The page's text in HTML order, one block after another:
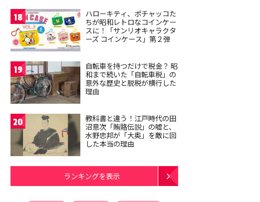
18
ハローキティ、ポチャッコた
ちが昭和レトロなコインケー
スに！「サンリオキャラクタ
ーズ コインケース」第２弾
19
自転車を持つだけで税金？ 昭
和まで続いた「自転車税」の
意外な歴史と脱税が横行した
理由
20
教科書と違う！江戸時代の田
沼意次「賄賂伝説」の嘘と、
水野忠邦が「大奥」を敵に回
した本当の理由
ランキングを表示